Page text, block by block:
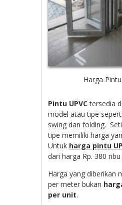
Harga
Pintu UPVCtersedia
model atau tipe
swing dan folding.
tipe memiliki harga
Untuk harga pintu
dari harga Rp. 380
Harga yang diberikan
per meter bukan
per unit.